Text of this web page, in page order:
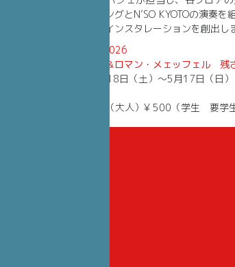
ールドレコーディングとN’SO KYOTOの演奏
体験できる没入型インスタレーションを創出し
KYOTOGRAPHIE 2026
イヴ・マルシャン＆ロマン・メェッフェル 残
会期：2026年4月18日（土）〜5月17日（日）
入場料： ¥ 1,000（大人）¥ 500（学生 要学